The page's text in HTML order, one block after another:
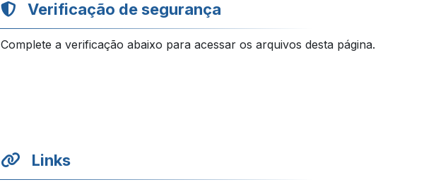
Verificação de segurança
Complete a verificação abaixo para acessar os arquivos desta página.
Links